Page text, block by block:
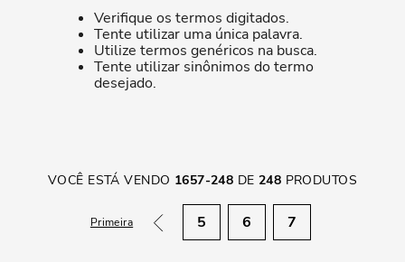
Verifique os termos digitados.
Tente utilizar uma única palavra.
Utilize termos genéricos na busca.
Tente utilizar sinônimos do termo
desejado.
VOCÊ ESTÁ VENDO 1657-248 DE 248 PRODUTOS
Primeira 5 6 7